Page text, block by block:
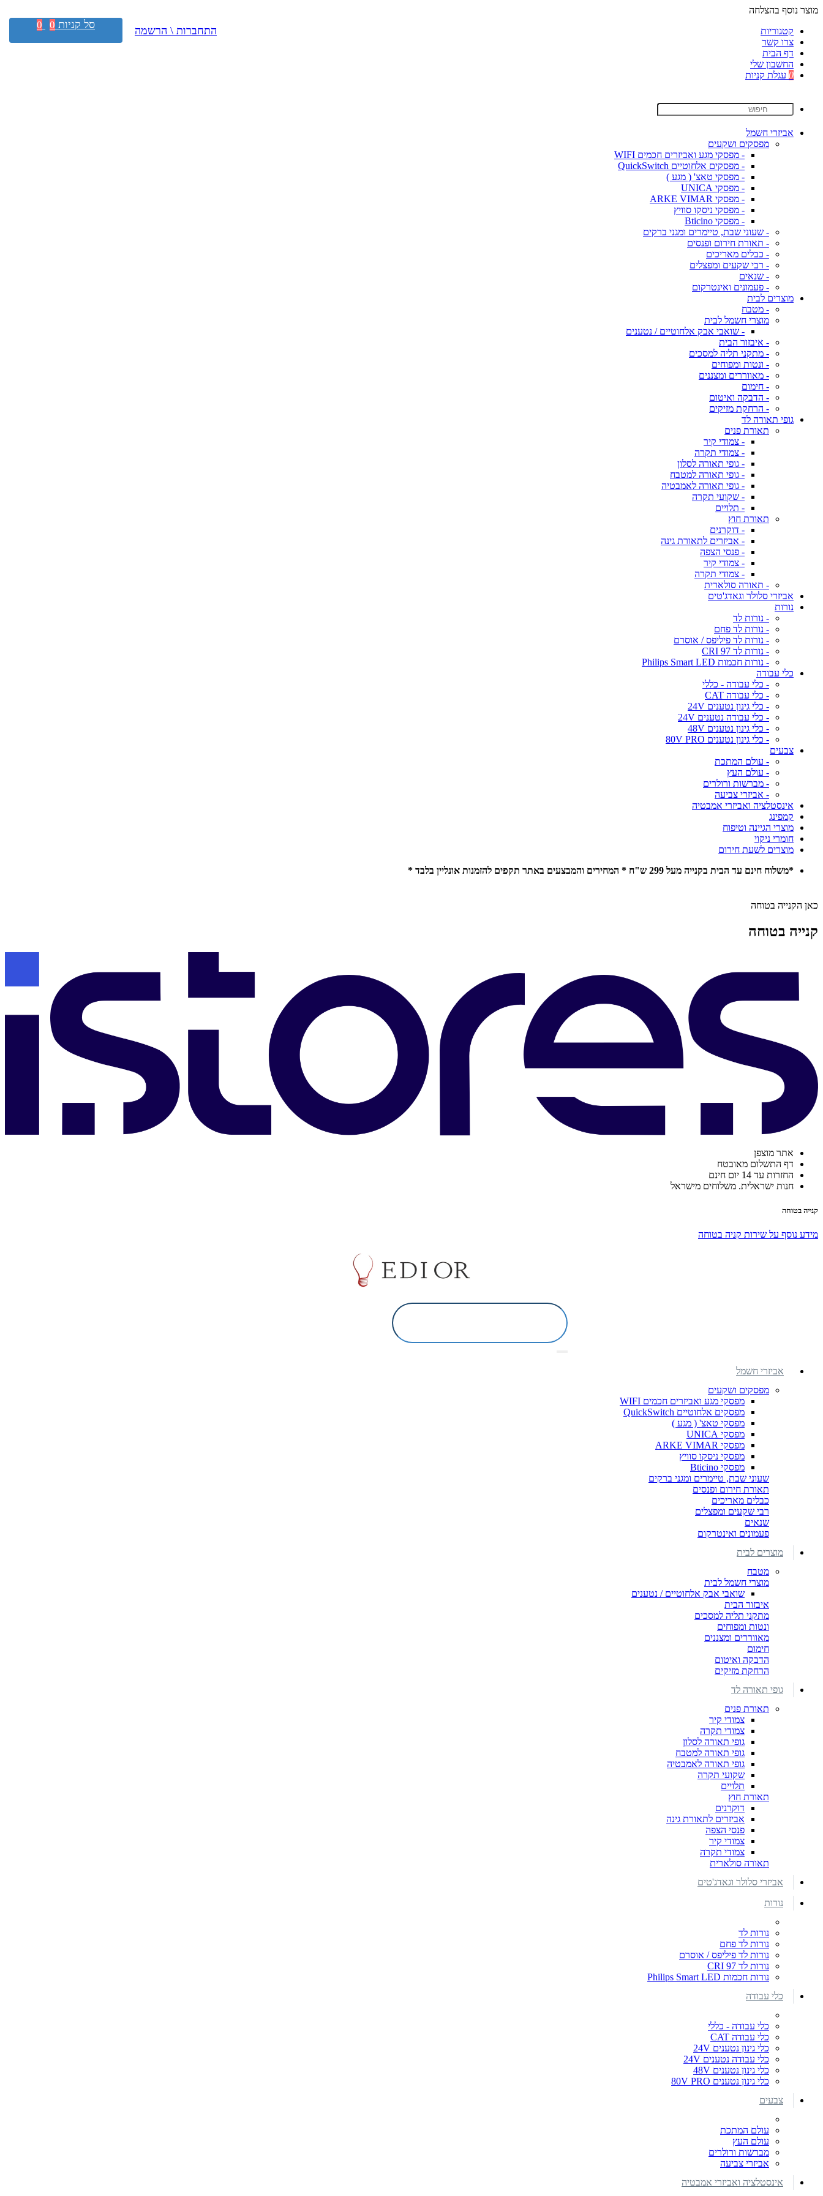
מוצר נוסף בהצלחה
קטגוריות
צרו קשר
דף הבית
החשבון שלי
0 עגלת קניות
אביזרי חשמל
מפסקים ושקעים
- מפסקי מגע ואביזרים חכמים WIFI
- מפסקים אלחוטיים QuickSwitch
- מפסקי טאצ' ( מגע )
- מפסקי UNICA
- מפסקי ARKE VIMAR
- מפסקי ניסקו סוויץ
- מפסקי Bticino
- שעוני שבת, טיימרים ומגני ברקים
- תאורת חירום ופנסים
- כבלים מאריכים
- רבי שקעים ומפצלים
- שנאים
- פעמונים ואינטרקום
מוצרים לבית
- מטבח
מוצרי חשמל לבית
- שואבי אבק אלחוטיים / נטענים
- איבזור הבית
- מתקני תליה למסכים
- ונטות ומפוחים
- מאווררים ומצננים
- חימום
- הדבקה ואיטום
- הרחקת מזיקים
גופי תאורה לד
תאורת פנים
- צמודי קיר
- צמודי תקרה
- גופי תאורה לסלון
- גופי תאורה למטבח
- גופי תאורה לאמבטיה
- שקועי תקרה
- תלויים
תאורת חוץ
- דוקרנים
- אביזרים לתאורת גינה
- פנסי הצפה
- צמודי קיר
- צמודי תקרה
- תאורה סולארית
אביזרי סלולר וגאדג'טים
נורות
- נורות לד
- נורות לד פחם
- נורות לד פיליפס / אוסרם
- נורות לד CRI 97
- נורות חכמות Philips Smart LED
כלי עבודה
- כלי עבודה - כללי
- כלי עבודה CAT
- כלי גינון נטענים 24V
- כלי עבודה נטענים 24V
- כלי גינון נטענים 48V
- כלי גינון נטענים 80V PRO
צבעים
- עולם המתכת
- עולם העץ
- מברשות ורולרים
- אביזרי צביעה
אינסטלציה ואביזרי אמבטיה
קמפינג
מוצרי הגיינה וטיפוח
חומרי ניקוי
מוצרים לשעת חירום
*משלוח חינם עד הבית בקנייה מעל 299 ש"ח * המחירים והמבצעים באתר תקפים להזמנות אונליין בלבד *
כאן הקנייה בטוחה
קנייה בטוחה
אתר מוצפן
דף התשלום מאובטח
החזרות עד 14 יום חינם
חנות ישראלית. משלוחים מישראל
קנייה בטוחה
מידע נוסף על שירות קניה בטוחה
התחברות \ הרשמה סל קניות 0
0
אביזרי חשמל
מפסקים ושקעים
מפסקי מגע ואביזרים חכמים WIFI
מפסקים אלחוטיים QuickSwitch
מפסקי טאצ' ( מגע )
מפסקי UNICA
מפסקי ARKE VIMAR
מפסקי ניסקו סוויץ
מפסקי Bticino
שעוני שבת, טיימרים ומגני ברקים
תאורת חירום ופנסים
כבלים מאריכים
רבי שקעים ומפצלים
שנאים
פעמונים ואינטרקום
מוצרים לבית
מטבח
מוצרי חשמל לבית
שואבי אבק אלחוטיים / נטענים
איבזור הבית
מתקני תליה למסכים
ונטות ומפוחים
מאווררים ומצננים
חימום
הדבקה ואיטום
הרחקת מזיקים
גופי תאורה לד
תאורת פנים
צמודי קיר
צמודי תקרה
גופי תאורה לסלון
גופי תאורה למטבח
גופי תאורה לאמבטיה
שקועי תקרה
תלויים
תאורת חוץ
דוקרנים
אביזרים לתאורת גינה
פנסי הצפה
צמודי קיר
צמודי תקרה
תאורה סולארית
אביזרי סלולר וגאדג'טים
נורות
נורות לד
נורות לד פחם
נורות לד פיליפס / אוסרם
נורות לד CRI 97
נורות חכמות Philips Smart LED
כלי עבודה
כלי עבודה - כללי
כלי עבודה CAT
כלי גינון נטענים 24V
כלי עבודה נטענים 24V
כלי גינון נטענים 48V
כלי גינון נטענים 80V PRO
צבעים
עולם המתכת
עולם העץ
מברשות ורולרים
אביזרי צביעה
אינסטלציה ואביזרי אמבטיה